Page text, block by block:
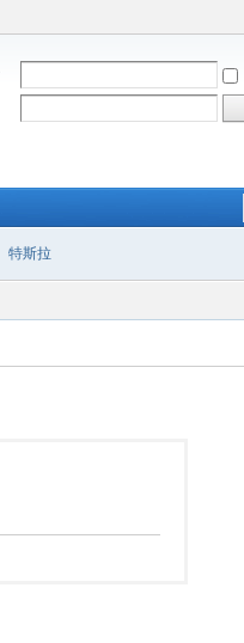
特斯拉